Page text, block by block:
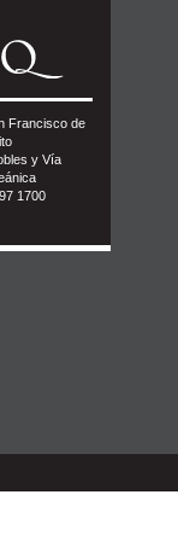
Francisco de
y Vía
1700